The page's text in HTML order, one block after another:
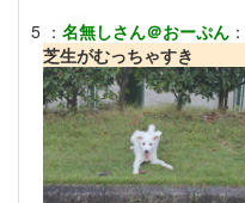
5 ： 名無しさん＠おーぷん ：
芝生がむっちゃすき